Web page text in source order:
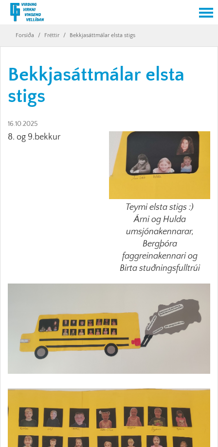
Forsíða / Fréttir / Bekkjasáttmálar elsta stigs
Bekkjasáttmálar elsta
stigs
16.10.2025
Teymi elsta stigs :)
Árni og Hulda
umsjónakennarar,
Bergþóra
faggreinakennari og
Birta stuðningsfulltrúi
8. og 9.bekkur